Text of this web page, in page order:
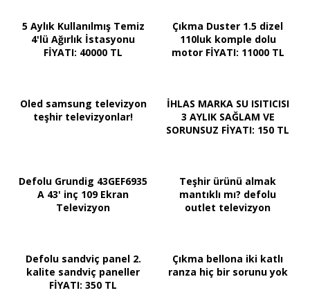
5 Aylık Kullanılmış Temiz
4'lü Ağırlık İstasyonu
FİYATI: 40000 TL
Çıkma Duster 1.5 dizel
110luk komple dolu
motor FİYATI: 11000 TL
Oled samsung televizyon
teşhir televizyonlar!
İHLAS MARKA SU ISITICISI
3 AYLIK SAĞLAM VE
SORUNSUZ FİYATI: 150 TL
Defolu Grundig 43GEF6935
A 43' inç 109 Ekran
Televizyon
Teşhir ürünü almak
mantıklı mı? defolu
outlet televizyon
Defolu sandviç panel 2.
kalite sandviç paneller
FİYATI: 350 TL
Çıkma bellona iki katlı
ranza hiç bir sorunu yok